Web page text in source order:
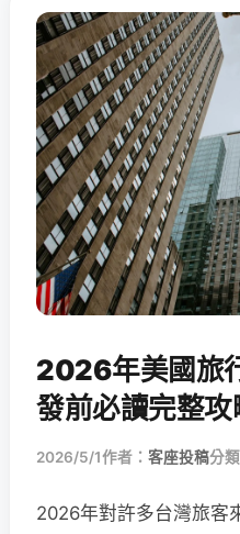
2026年美國旅
發前必讀完整攻
2026/5/1作者： 客座投稿分類
2026年對許多台灣旅客